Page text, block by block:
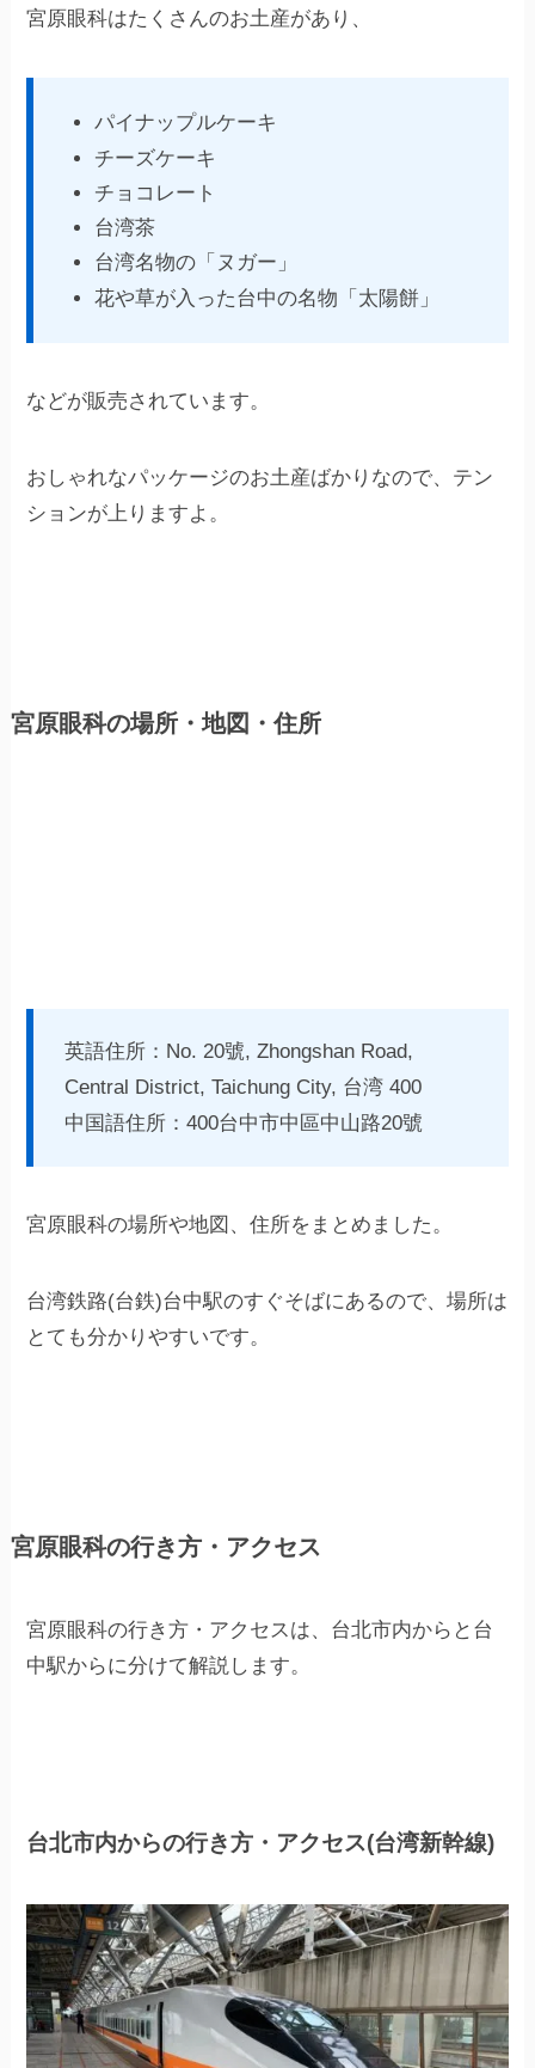
宮原眼科はたくさんのお土産があり、
パイナップルケーキ
チーズケーキ
チョコレート
台湾茶
台湾名物の「ヌガー」
花や草が入った台中の名物「太陽餅」
などが販売されています。
おしゃれなパッケージのお土産ばかりなので、テン
ションが上りますよ。
宮原眼科の場所・地図・住所
英語住所：No. 20號, Zhongshan Road,
Central District, Taichung City, 台湾 400
中国語住所：400台中市中區中山路20號
宮原眼科の場所や地図、住所をまとめました。
台湾鉄路(台鉄)台中駅のすぐそばにあるので、場所は
とても分かりやすいです。
宮原眼科の行き方・アクセス
宮原眼科の行き方・アクセスは、台北市内からと台
中駅からに分けて解説します。
台北市内からの行き方・アクセス(台湾新幹線)